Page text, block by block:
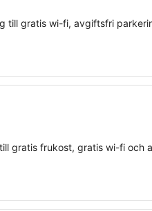
till gratis wi-fi, avgiftsfri
gratis frukost, gratis wi-fi och